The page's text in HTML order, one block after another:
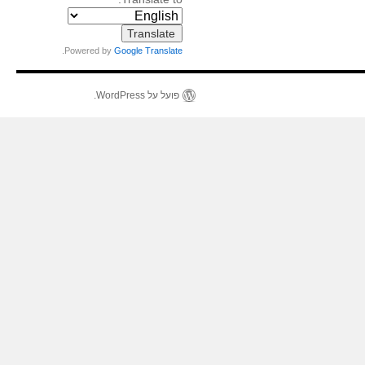
Powered byGoogle Translate
פועל על WordPress.